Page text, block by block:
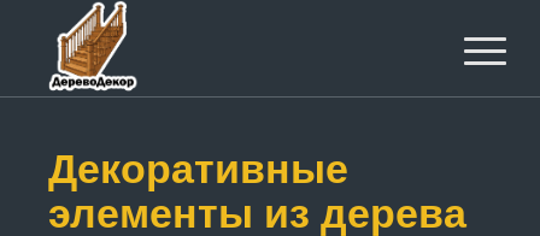
Декоративные
элементы из дерева